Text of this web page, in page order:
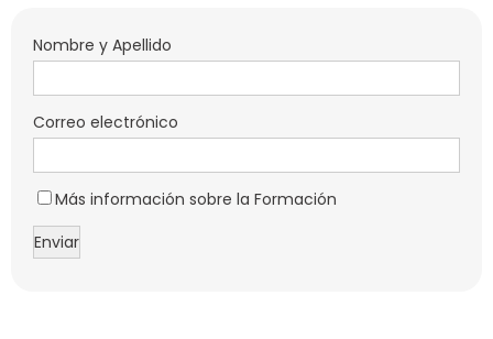
Nombre y Apellido
Correo electrónico
Más información sobre la Formación